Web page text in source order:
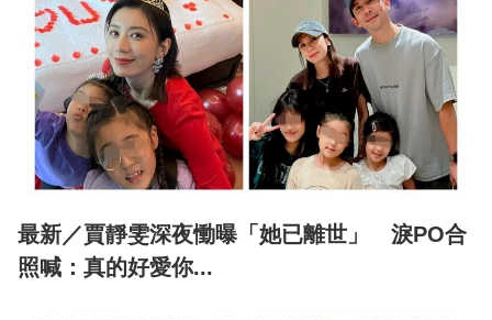
最新／賈靜雯深夜慟曝「她已離世」 淚PO合
照喊：真的好愛你...